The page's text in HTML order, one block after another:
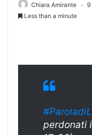
Chiara Amirante 9
Less than a minute
perdonati